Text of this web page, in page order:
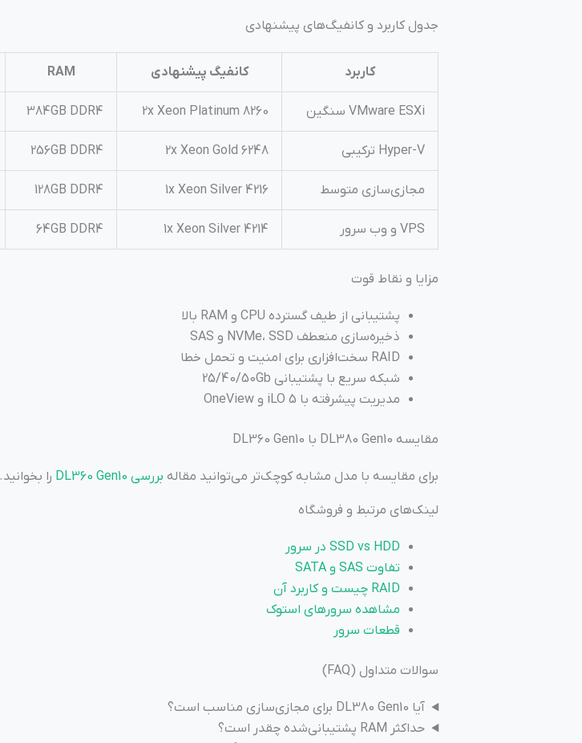
جدول کاربرد و کانفیگ‌های پیشنهادی
کاربرد کانفیگ پیشنهادی RAM
VMware ESXi سنگین 2x Xeon Platinum 8260
384GB DDR4
Hyper-V ترکیبی 2x Xeon Gold 6248
256GB DDR4
مجازی‌سازی متوسط 1x Xeon Silver 4216
128GB DDR4
VPS و وب سرور 1x Xeon Silver 4214
64GB DDR4
مزایا و نقاط قوت
پشتیبانی از طیف گسترده CPU و RAM بالا
ذخیره‌سازی منعطف NVMe، SSD و SAS
RAID سخت‌افزاری برای امنیت و تحمل خطا
شبکه سریع با پشتیبانی 25/40/50Gb
مدیریت پیشرفته با iLO 5 و OneView
مقایسه DL380 Gen10 با DL360 Gen10
برای مقایسه با مدل مشابه کوچک‌تر می‌توانید مقاله بررسی DL360 Gen10 را بخوانید.
لینک‌های مرتبط و فروشگاه
SSD vs HDD در سرور
تفاوت SAS و SATA
RAID چیست و کاربرد آن
مشاهده سرورهای استوک
قطعات سرور
سوالات متداول (FAQ)
آیا DL380 Gen10 برای مجازی‌سازی مناسب است؟
حداکثر RAM پشتیبانی‌شده چقدر است؟